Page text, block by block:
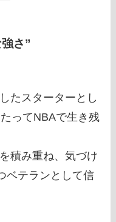
さ”
たスターターとし
ってNBAで生き残
積み重ね、気づけ
ベテランとして信